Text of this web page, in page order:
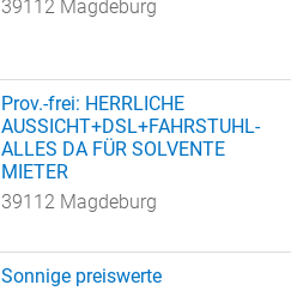
39112 Magdeburg
Prov.-frei: HERRLICHE
AUSSICHT+DSL+FAHRSTUHL-
ALLES DA FÜR SOLVENTE
MIETER
39112 Magdeburg
Sonnige preiswerte